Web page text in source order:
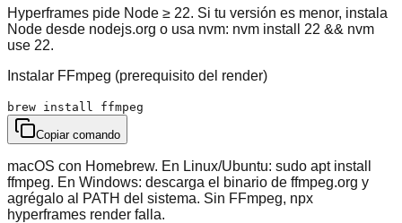
Hyperframes pide Node ≥ 22. Si tu versión es menor, instala
Node desde nodejs.org o usa nvm: nvm install 22 && nvm
use 22.
Instalar FFmpeg (prerequisito del render)
brew install ffmpeg
Copiar comando
macOS con Homebrew. En Linux/Ubuntu: sudo apt install
ffmpeg. En Windows: descarga el binario de ffmpeg.org y
agrégalo al PATH del sistema. Sin FFmpeg, npx
hyperframes render falla.